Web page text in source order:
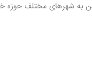
به شهرهای مختلف حوزه